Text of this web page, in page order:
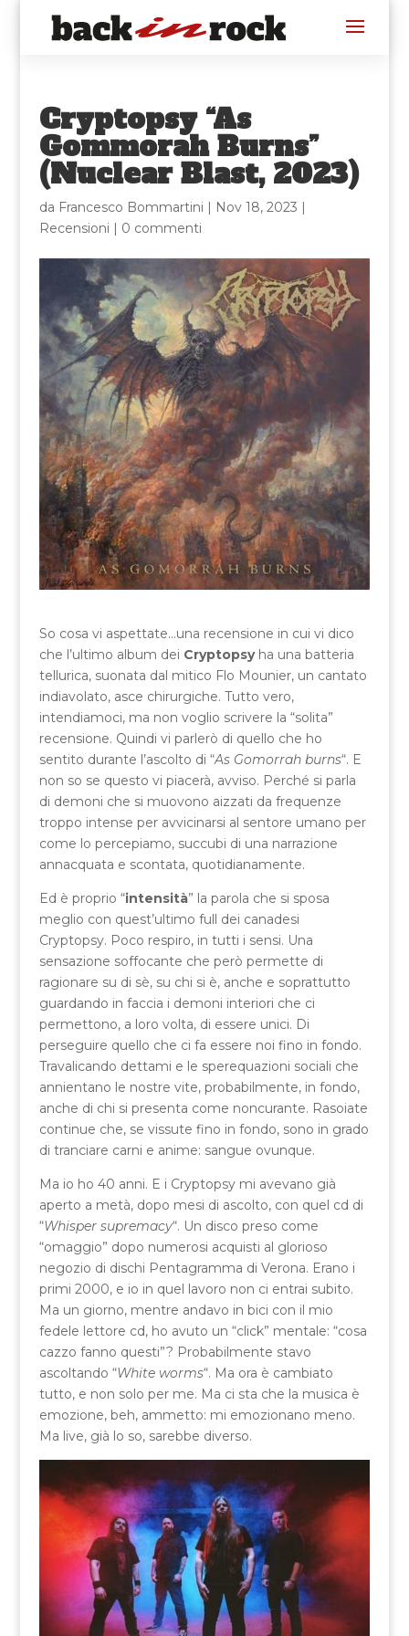
Cryptopsy “As
Gommorah Burns”
(Nuclear Blast, 2023)
da Francesco Bommartini | Nov 18, 2023 |
Recensioni | 0 commenti
So cosa vi aspettate…una recensione in cui vi dico
che l’ultimo album dei Cryptopsyha una batteria
tellurica, suonata dal mitico Flo Mounier, un cantato
indiavolato, asce chirurgiche. Tutto vero,
intendiamoci, ma non voglio scrivere la “solita”
recensione. Quindi vi parlerò di quello che ho
sentito durante l’ascolto di “As Gomorrah burns“. E
non so se questo vi piacerà, avviso. Perché si parla
di demoni che si muovono aizzati da frequenze
troppo intense per avvicinarsi al sentore umano per
come lo percepiamo, succubi di una narrazione
annacquata e scontata, quotidianamente.
Ed è proprio “intensità” la parola che si sposa
meglio con quest’ultimo full dei canadesi
Cryptopsy. Poco respiro, in tutti i sensi. Una
sensazione soffocante che però permette di
ragionare su di sè, su chi si è, anche e soprattutto
guardando in faccia i demoni interiori che ci
permettono, a loro volta, di essere unici. Di
perseguire quello che ci fa essere noi fino in fondo.
Travalicando dettami e le sperequazioni sociali che
annientano le nostre vite, probabilmente, in fondo,
anche di chi si presenta come noncurante. Rasoiate
continue che, se vissute fino in fondo, sono in grado
di tranciare carni e anime: sangue ovunque.
Ma io ho 40 anni. E i Cryptopsy mi avevano già
aperto a metà, dopo mesi di ascolto, con quel cd di
“Whisper supremacy“. Un disco preso come
“omaggio” dopo numerosi acquisti al glorioso
negozio di dischi Pentagramma di Verona. Erano i
primi 2000, e io in quel lavoro non ci entrai subito.
Ma un giorno, mentre andavo in bici con il mio
fedele lettore cd, ho avuto un “click” mentale: “cosa
cazzo fanno questi”? Probabilmente stavo
ascoltando “White worms“. Ma ora è cambiato
tutto, e non solo per me. Ma ci sta che la musica è
emozione, beh, ammetto: mi emozionano meno.
Ma live, già lo so, sarebbe diverso.